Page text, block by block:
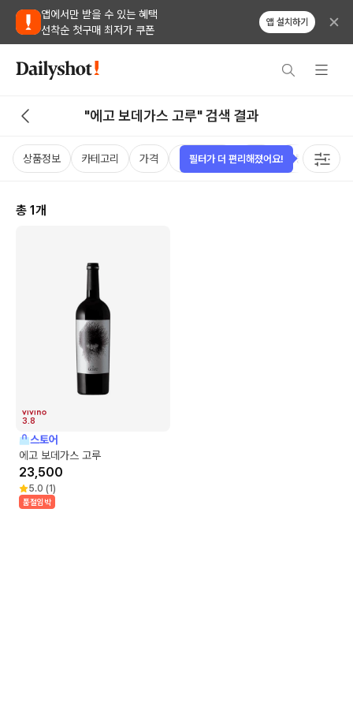
앱에서만 받을 수 있는 혜택
선착순 첫구매 최저가 쿠폰
앱 설치하기
"에고 보데가스 고루" 검색 결과
상품정보 카테고리 가격 비비노점수 국가 용량 케이스
총 1개
3.8
스토어
에고 보데가스 고루
23,500
5.0 (1)
품절임박
필터가 더 편리해졌어요!